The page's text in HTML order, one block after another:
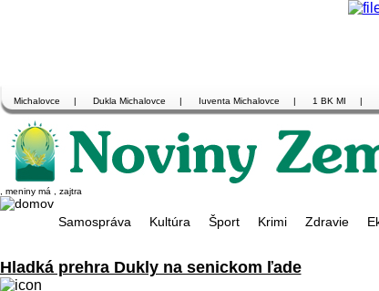
Michalovce | Dukla Michalovce | Iuventa Michalovce | 1 BK MI |
, meniny má
, zajtra
Samospráva Kultúra Šport Krimi Zdravie
Hladká prehra Dukly na senickom ľade